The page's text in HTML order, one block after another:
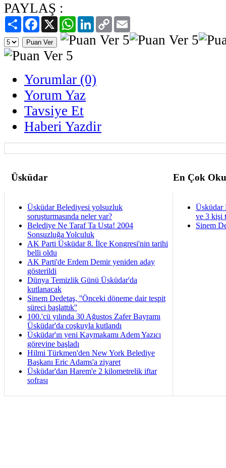
PAYLAŞ :
PaylaşFacebook
X WhatsAppLinkedIn
Copy
Link
Yorumlar (0)
Yorum Yaz
Tavsiye Et
Haberi Yazdir
Üsküdar En Çok
Üsküdar Belediyesi yolsuzluk
soruşturmasında neler var?
Belediye Ne Taraf Ta Usta! 2004
Sonsuzluğa Yolculuk
AK Parti Üsküdar 8. İlçe Kongresi'nin tarihi
belli oldu
AK Parti'de Erdem Demir yeniden aday
gösterildi
Dünya Temizlik Günü Üsküdar'da
kutlanacak
Sinem Dedetaş, ''Önceki döneme dair tespit
süreci başlattık''
100.'cü yılında 30 Ağustos Zafer Bayramı
Üsküdar'da coşkuyla kutlandı
Üsküdar'ın yeni Kaymakamı Adem Yazıcı
görevine başladı
Hilmi Türkmen'den New York Belediye
Başkanı Eric Adams'a ziyaret
Üsküdar'dan Harem'e 2 kilometrelik iftar
sofrası
Üsküdar
ve 3 kişi
Sinem